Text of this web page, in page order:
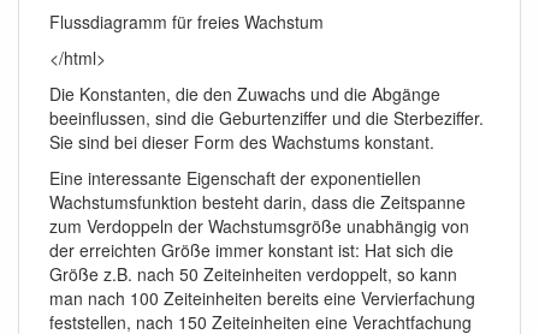
Flussdiagramm für freies Wachstum
</html>
Die Konstanten, die den Zuwachs und die Abgänge
beeinflussen, sind die Geburtenziffer und die Sterbeziffer.
Sie sind bei dieser Form des Wachstums konstant.
Eine interessante Eigenschaft der exponentiellen
Wachstumsfunktion besteht darin, dass die Zeitspanne
zum Verdoppeln der Wachstumsgröße unabhängig von
der erreichten Größe immer konstant ist: Hat sich die
Größe z.B. nach 50 Zeiteinheiten verdoppelt, so kann
man nach 100 Zeiteinheiten bereits eine Vervierfachung
feststellen, nach 150 Zeiteinheiten eine Verachtfachung